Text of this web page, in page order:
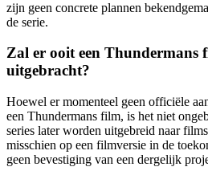
zijn geen concrete plannen
de serie.
Zal er ooit een Thundermans
uitgebracht?
Hoewel er momenteel geen officiële
een Thundermans film, is het niet
series later worden uitgebreid naar
misschien op een filmversie in de
geen bevestiging van een dergelijk